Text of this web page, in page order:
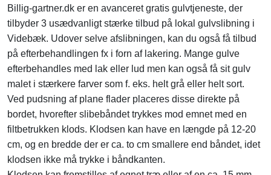
Billig-gartner.dk er en avanceret gratis gulvtjeneste, der
tilbyder 3 usædvanligt stærke tilbud på lokal gulvslibning i
Videbæk. Udover selve afslibningen, kan du også få tilbud
på efterbehandlingen fx i forn af lakering. Mange gulve
efterbehandles med lak eller lud men kan også få sit gulv
malet i stærkere farver som f. eks. helt grå eller helt sort.
Ved pudsning af plane flader placeres disse direkte på
bordet, hvorefter slibebåndet trykkes mod emnet med en
filtbetrukken klods. Klodsen kan have en længde på 12-20
cm, og en bredde der er ca. to cm smallere end båndet, idet
klodsen ikke må trykke i båndkanten.